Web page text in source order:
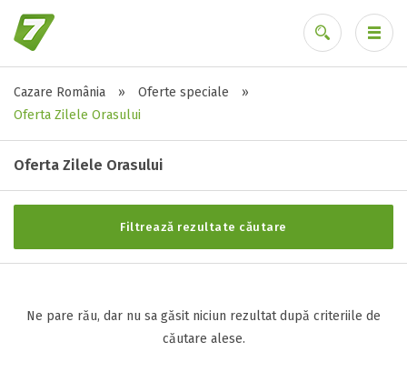
Cazare România » Oferte speciale
»
Oferta Zilele Orasului
Oferta Zilele Orasului
Filtrează rezultate căutare
Stele / margarete
1 stea / margareta
3 stele / margarete
4 stele / margarete
Selecteaza pretul
Ne pare rău, dar nu sa găsit niciun rezultat după criteriile de
căutare alese.